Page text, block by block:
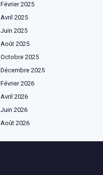
Février 2025
Avril 2025
Juin 2025
Août 2025
Octobre 2025
Décembre 2025
Février 2026
Avril 2026
Juin 2026
Août 2026